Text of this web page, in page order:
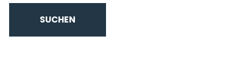
SUCHEN